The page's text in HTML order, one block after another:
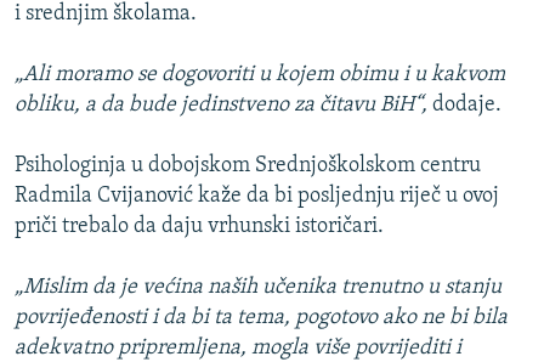
i srednjim školama.
„Ali moramo se dogovoriti u kojem obimu i u kakvom
obliku, a da bude jedinstveno za čitavu BiH“, dodaje.
Psihologinja u dobojskom Srednjoškolskom centru
Radmila Cvijanović kaže da bi posljednju riječ u ovoj
priči trebalo da daju vrhunski istoričari.
„Mislim da je većina naših učenika trenutno u stanju
povrijeđenosti i da bi ta tema, pogotovo ako ne bi bila
adekvatno pripremljena, mogla više povrijediti i